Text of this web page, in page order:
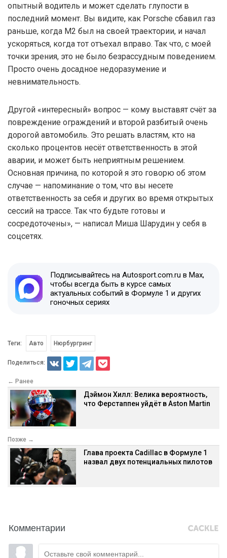
опытный водитель и может сделать глупости в
последний момент. Вы видите, как Porsche сбавил газ
раньше, когда M2 был на своей траектории, и начал
ускоряться, когда тот отъехал вправо. Так что, с моей
точки зрения, это не было безрассудным поведением.
Просто очень досадное недоразумение и
невнимательность.
Другой «интересный» вопрос — кому выставят счёт за
повреждение ограждений и второй разбитый очень
дорогой автомобиль. Это решать властям, кто на
сколько процентов несёт ответственность в этой
аварии, и может быть неприятным решением.
Основная причина, по которой я это говорю об этом
случае — напоминание о том, что вы несете
ответственность за себя и других во время открытых
сессий на трассе. Так что будьте готовы и
сосредоточены», — написал Миша Шарудин у себя в
соцсетях.
Подписывайтесь на Autosport.com.ru в Max,
чтобы всегда быть в курсе самых
актуальных событий в Формуле 1 и других
гоночных сериях
Теги: Авто Нюрбургринг
Поделиться:
← Ранее
Дэймон Хилл: Велика вероятность,
что Ферстаппен уйдёт в Aston Martin
Позже →
Глава проекта Cadillac в Формуле 1
назвал двух потенциальных пилотов
Комментарии